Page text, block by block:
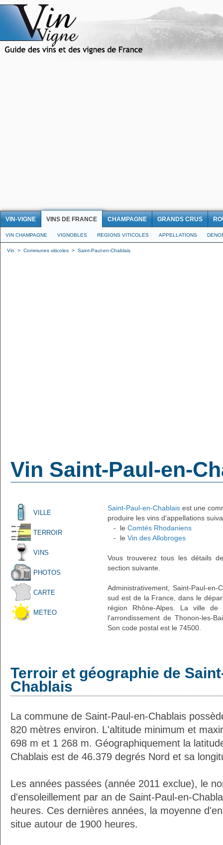
VIN-VIGNE VINS DE FRANCE CHAMPAGNE GRANDS CRUS
VIN CHAMPAGNE VIGNOBLES REGIONS VITICOLES APPELLATIONS
Vin > Communes viticoles > Saint-Paul-en-Chablais
Vin Saint-Paul-en-
VILLE
TERROIR
VINS
PHOTOS
CARTE
METEO
Saint-Paul-en-Chablais est une
produire les vins d'appellations
- le Comtés Rhodaniens
- le Vin des Allobroges
Vous trouverez tous les détails
section suivante.
Administrativement, Saint-Paul-
sud est de la France, dans le
région Rhône-Alpes. La ville de
l'arrondissement de Thonon-les-
Son code postal est le 74500.
Terroir et géographie de
Chablais
La commune de Saint-Paul-en-Chablais
820 mètres environ. L'altitude minimum et
698 m et 1 268 m. Géographiquement la
Chablais est de 46.379 degrés Nord et sa
Les années passées (année 2011 exclue), le
d'ensoleillement par an de Saint-Paul-en-
heures. Ces dernières années, la moyenne
situe autour de 1900 heures.